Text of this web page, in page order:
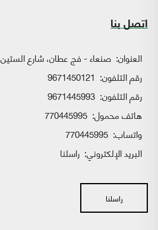
اتصل بنا
العنوان: صنعاء - فج عطان، شارع الستين
رقم التلفون: 9671450121
رقم التلفون: 9671445993
هاتف محمول: 770445995
واتساب:
البريد الإلكتروني: راسلنا
راسلنا